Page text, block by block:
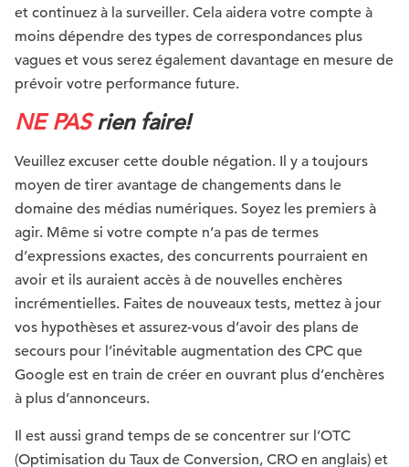
et continuez à la surveiller. Cela aidera votre compte à
moins dépendre des types de correspondances plus
vagues et vous serez également davantage en mesure de
prévoir votre performance future.
NE PASrien faire!
Veuillez excuser cette double négation. Il y a toujours
moyen de tirer avantage de changements dans le
domaine des médias numériques. Soyez les premiers à
agir. Même si votre compte n’a pas de termes
d’expressions exactes, des concurrents pourraient en
avoir et ils auraient accès à de nouvelles enchères
incrémentielles. Faites de nouveaux tests, mettez à jour
vos hypothèses et assurez-vous d’avoir des plans de
secours pour l’inévitable augmentation des CPC que
Google est en train de créer en ouvrant plus d’enchères
à plus d’annonceurs.
Il est aussi grand temps de se concentrer sur l’OTC
(Optimisation du Taux de Conversion, CRO en anglais) et